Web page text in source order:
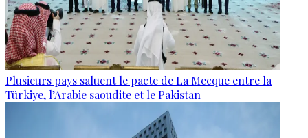
Plusieurs pays saluent le pacte de La Mecque entre la
Türkiye, l’Arabie saoudite et le Pakistan